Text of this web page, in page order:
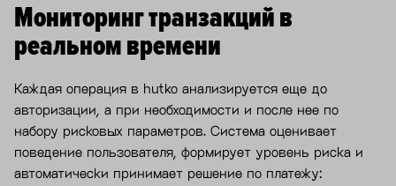
Мониторинг транзакций в
реальном времени
Каждая операция в hutko анализируется еще до
авторизации, а при необходимости и после нее по
набору рисковых параметров. Система оценивает
поведение пользователя, формирует уровень риска и
автоматически принимает решение по платежу: